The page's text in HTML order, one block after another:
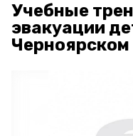
Учебные
эвакуации
Черноярском